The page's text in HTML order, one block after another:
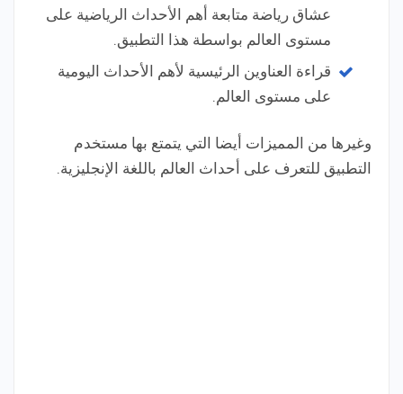
عشاق رياضة متابعة أهم الأحداث الرياضية على
مستوى العالم بواسطة هذا التطبيق.
قراءة العناوين الرئيسية لأهم الأحداث اليومية
على مستوى العالم.
وغيرها من المميزات أيضا التي يتمتع بها مستخدم
التطبيق للتعرف على أحداث العالم باللغة الإنجليزية.